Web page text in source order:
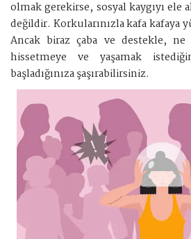
olmak gerekirse, sosyal kaygıyı
değildir. Korkularınızla kafa kafaya
Ancak biraz çaba ve destekle,
hissetmeye ve yaşamak
başladığınıza şaşırabilirsiniz.